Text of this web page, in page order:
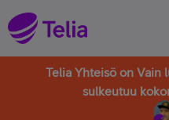
Telia Yhteisö on Vain
sulkeutuu